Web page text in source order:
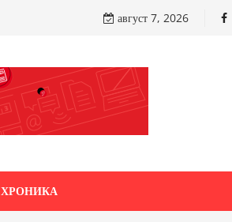
август 7, 2026
ХРОНИКА